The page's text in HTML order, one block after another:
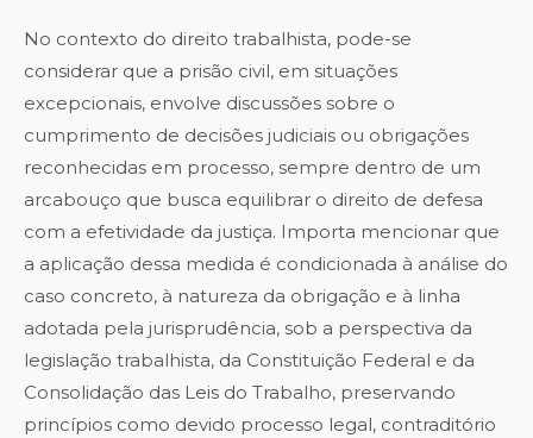
No contexto do direito trabalhista, pode-se
considerar que a prisão civil, em situações
excepcionais, envolve discussões sobre o
cumprimento de decisões judiciais ou obrigações
reconhecidas em processo, sempre dentro de um
arcabouço que busca equilibrar o direito de defesa
com a efetividade da justiça. Importa mencionar que
a aplicação dessa medida é condicionada à análise do
caso concreto, à natureza da obrigação e à linha
adotada pela jurisprudência, sob a perspectiva da
legislação trabalhista, da Constituição Federal e da
Consolidação das Leis do Trabalho, preservando
princípios como devido processo legal, contraditório